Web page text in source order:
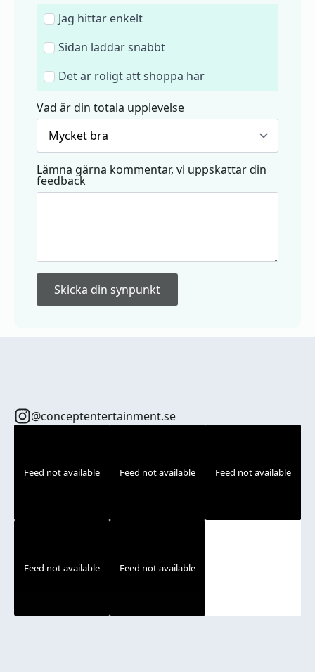
Jag hittar enkelt
Sidan laddar snabbt
Det är roligt att shoppa här
Vad är din totala upplevelse
Lämna gärna kommentar, vi uppskattar din
feedback
Skicka din synpunkt
@conceptentertainment.se
Feed not available Feed not available Feed not available
Feed not available Feed not available